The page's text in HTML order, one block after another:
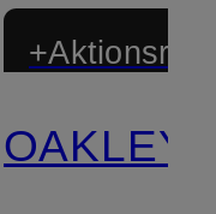
Limitiert
OAKLEY